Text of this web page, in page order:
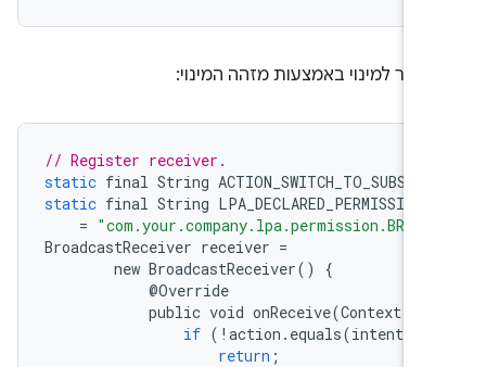
למינוי באמצעות מזהה המינוי:
// Register receiver.
static
final String
static
final String LPA_DECLARED_PERMISSION
=
BroadcastReceiver receiver
new BroadcastReceiver
@Override
public
void onReceive(Context
if (!action.equals(intent
return